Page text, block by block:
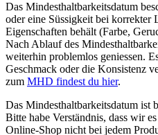
Das Mindesthaltbarkeitsdatum
oder eine Süssigkeit bei korrekter
Eigenschaften behält (Farbe,
Nach Ablauf des
weiterhin problemlos geniessen.
Geschmack oder die Konsistenz
zum MHD findest du hier.
Das Mindesthaltbarkeitsdatum ist
Bitte habe Verständnis, dass wir
Online-Shop nicht bei jedem